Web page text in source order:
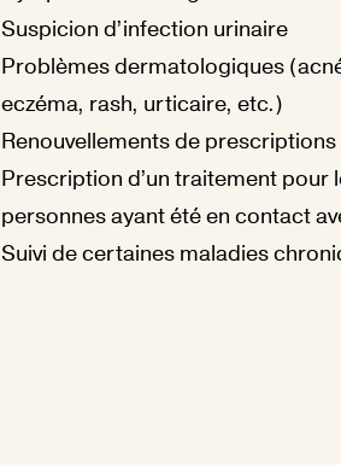
Suspicion d’infection urinaire
Problèmes dermatologiques
eczéma, rash, urticaire, etc.)
Renouvellements de
Prescription d’un traitement pour
personnes ayant été en contact
Suivi de certaines maladies